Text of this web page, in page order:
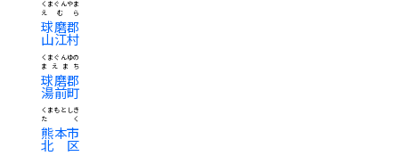
球磨郡
山江村
くまぐんやま
えむら
球磨郡
湯前町
くまぐんゆの
まえまち
熊本市
北区
くまもとしき
たく